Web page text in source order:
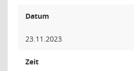
Datum
23.11.2023
Zeit